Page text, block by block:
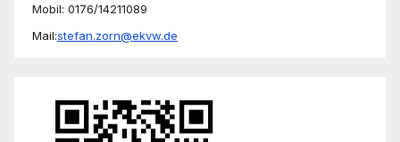
Mobil: 0176/14211089
Mail:stefan.zorn@ekvw.de